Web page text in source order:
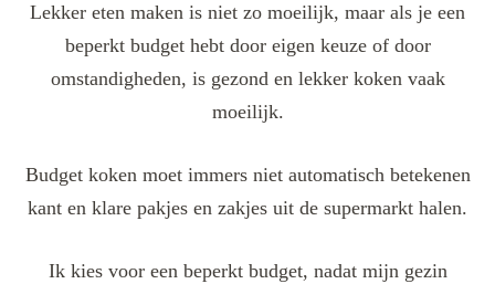
Lekker eten maken is niet zo moeilijk, maar als je een
beperkt budget hebt door eigen keuze of door
omstandigheden, is gezond en lekker koken vaak
moeilijk.
Budget koken moet immers niet automatisch betekenen
kant en klare pakjes en zakjes uit de supermarkt halen.
Ik kies voor een beperkt budget, nadat mijn gezin